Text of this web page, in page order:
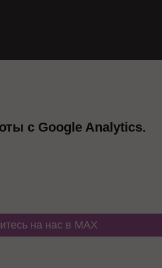
с Google Analytics.
на нас в MAX